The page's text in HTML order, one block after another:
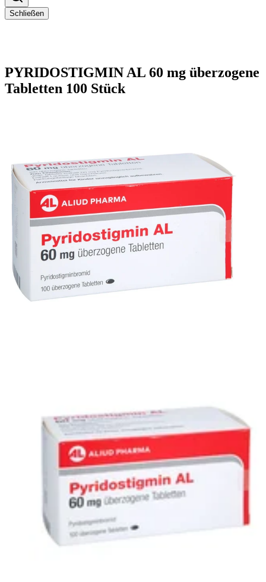
Schließen
PYRIDOSTIGMIN AL 60 mg überzogene
Tabletten 100 Stück